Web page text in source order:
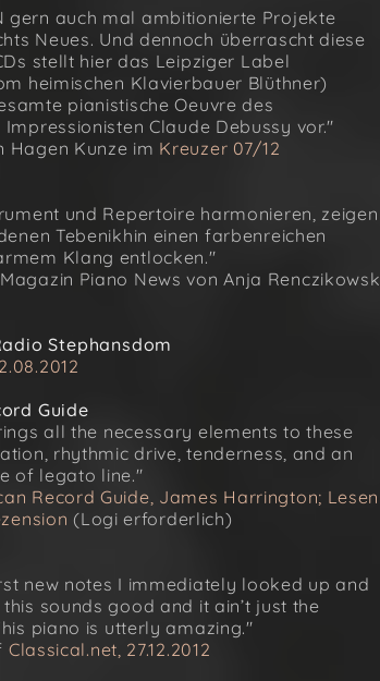
gern auch mal ambitionierte Projekte
Neues. Und dennoch überrascht diese
stellt hier das Leipziger Label
heimischen Klavierbauer Blüthner)
pianistische Oeuvre des
Claude Debussy vor."
Hagen Kunze im Kreuzer 07/12
und Repertoire harmonieren, zeigen
Tebenikhin einen farbenreichen
Klang entlocken."
Piano News von Anja
Stephansdom
Guide
all the necessary elements to these
rhythmic drive, tenderness, and an
of legato line."
Record Guide, James Harrington; Lesen
(Logi erforderlich)
new notes I immediately looked up and
sounds good and it ain’t just the
piano is utterly amazing."
Classical.net, 27.12.2012